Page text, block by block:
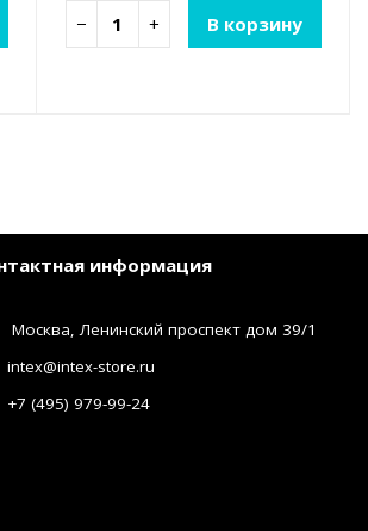
− + В корзину
информация
Москва, Ленинский проспект дом 39/1
intex@intex-store.ru
+7 (495) 979-99-24